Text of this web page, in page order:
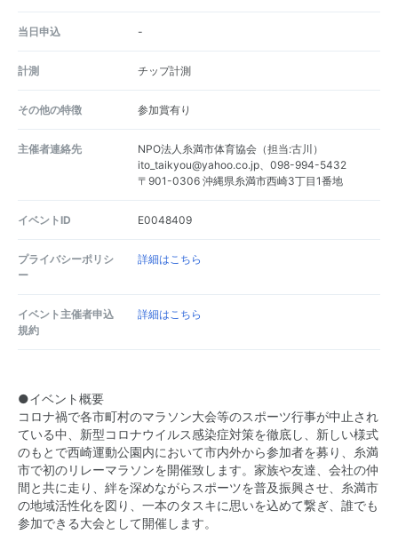
当日申込 -
計測 チップ計測
その他の特徴 参加賞有り
主催者連絡先
NPO法人糸満市体育協会（担当:古川）
ito_taikyou@yahoo.co.jp、098-994-5432
〒901-0306 沖縄県糸満市西崎3丁目1番地
イベントID E0048409
プライバシーポリシ
ー
詳細はこちら
イベント主催者申込
規約
詳細はこちら
●イベント概要
コロナ禍で各市町村のマラソン大会等のスポーツ行事が中止され
ている中、新型コロナウイルス感染症対策を徹底し、新しい様式
のもとで西崎運動公園内において市内外から参加者を募り、糸満
市で初のリレーマラソンを開催致します。家族や友達、会社の仲
間と共に走り、絆を深めながらスポーツを普及振興させ、糸満市
の地域活性化を図り、一本のタスキに思いを込めて繋ぎ、誰でも
参加できる大会として開催します。